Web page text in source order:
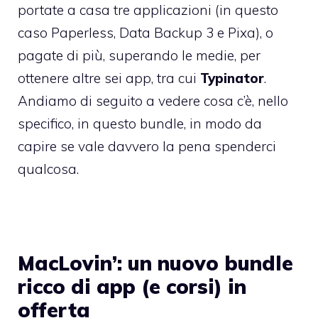
portate a casa tre applicazioni (in questo
caso Paperless, Data Backup 3 e Pixa), o
pagate di più, superando le medie, per
ottenere altre sei app, tra cui Typinator.
Andiamo di seguito a vedere cosa c’è, nello
specifico, in questo bundle, in modo da
capire se vale davvero la pena spenderci
qualcosa.
MacLovin’: un nuovo bundle
ricco di app (e corsi) in
offerta